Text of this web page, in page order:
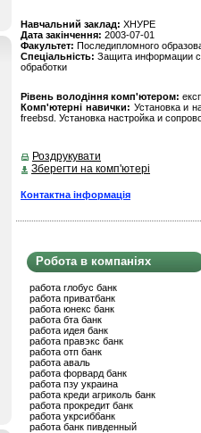
Навчальний заклад: ХНУРЕ
Дата закінчення: 2003-07-01
Факультет: Последипломного
Спеціальність: Защита информации с
обработки
Рівень володіння комп'ютером:
Комп'ютерні навички: Установка и
freebsd. Установка настройка и
Роздрукувати
Зберегти на комп'ютері
Контактна інформація
Робота в компаніях
работа глобус банк
работа приватбанк
работа юнекс банк
работа бта банк
работа идея банк
работа правэкс банк
работа отп банк
работа аваль
работа форвард банк
работа пзу украина
работа креди агриколь банк
работа прокредит банк
работа укрсиббанк
работа банк пивденный